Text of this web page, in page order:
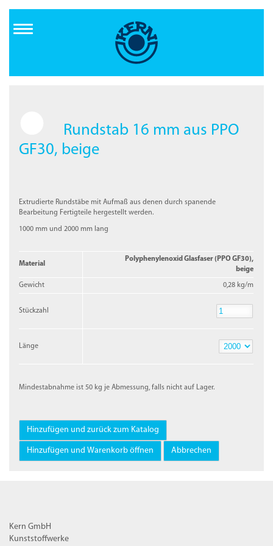
Inhalt
Rundstab 16 mm aus PPO
GF30, beige
Extrudierte Rundstäbe mit Aufmaß aus denen durch spanende
Bearbeitung Fertigteile hergestellt werden.
1000 mm und 2000 mm lang
Material
Polyphenylenoxid Glasfaser (PPO GF30),
beige
Gewicht 0,28 kg/m
Stückzahl
Länge
Mindestabnahme ist 50 kg je Abmessung, falls nicht auf Lager.
Kern GmbH
Kunststoffwerke